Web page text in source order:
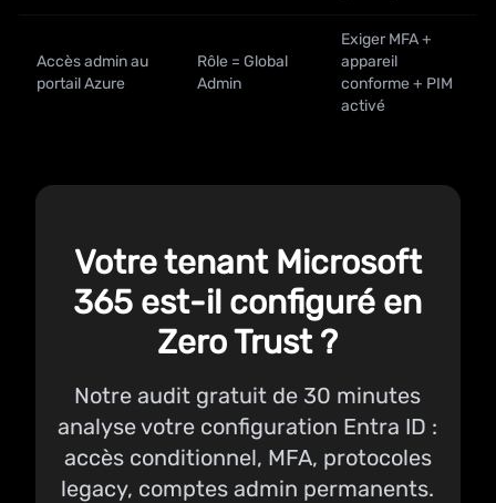
Accès admin au
portail Azure
Rôle = Global
Admin
Exiger MFA +
appareil
conforme + PIM
activé
Votre tenant Microsoft
365 est-il configuré en
Zero Trust ?
Notre audit gratuit de 30 minutes
analyse votre configuration Entra ID :
accès conditionnel, MFA, protocoles
legacy, comptes admin permanents.